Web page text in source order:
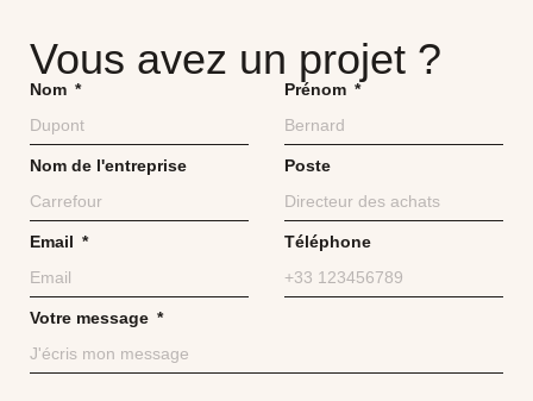
Vous avez un projet ?
Nom Prénom
Nom de l'entreprise Poste
Email Téléphone
Votre message